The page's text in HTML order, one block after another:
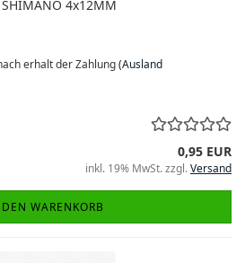
SHIMANO 4x12MM
erhalt der Zahlung(Ausland
0,95 EUR
inkl. 19% MwSt. zzgl.Versand
WARENKORB